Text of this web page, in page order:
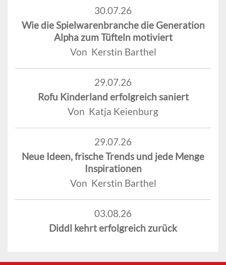
30.07.26
Wie die Spielwarenbranche die Generation
Alpha zum Tüfteln motiviert
Von Kerstin Barthel
29.07.26
Rofu Kinderland erfolgreich saniert
Von Katja Keienburg
29.07.26
Neue Ideen, frische Trends und jede Menge
Inspirationen
Von Kerstin Barthel
03.08.26
Diddl kehrt erfolgreich zurück